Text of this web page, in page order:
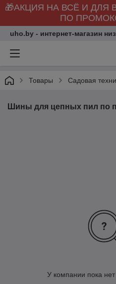
🎁АКЦИЯ НА ВСЁ И ДЛЯ
ПО
uho.by - интернет-магазин
Товары Садовая
Шины для цепных пил по
У компании пока нет